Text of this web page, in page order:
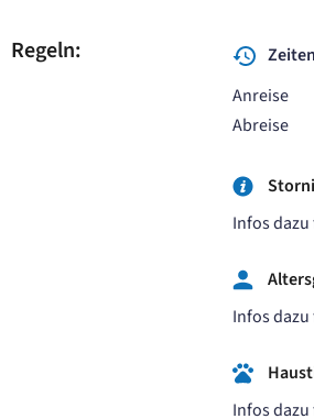
Regeln:
Zeiten
Anreise
Abreise
Infos
Infos
Infos